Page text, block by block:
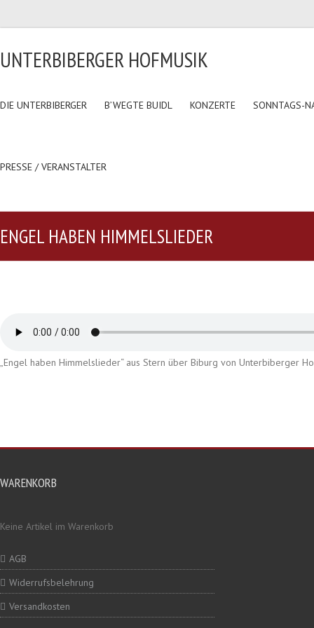
UNTERBIBERGER HOFMUSIK
DIE UNTERBIBERGER B’WEGTE BUIDL KONZERTE SONNTAGS-
PRESSE / VERANSTALTER
ENGEL HABEN HIMMELSLIEDER
„Engel haben Himmelslieder“ aus Stern über Biburg von Unterbiberger
WARENKORB
Keine Artikel im Warenkorb
AGB
Widerrufsbelehrung
Versandkosten